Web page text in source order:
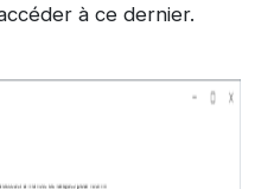
à ce dernier.